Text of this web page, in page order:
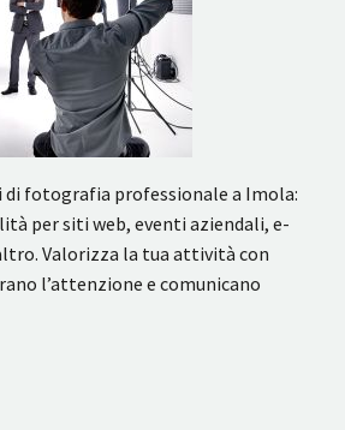
di fotografia professionale a Imola:
per siti web, eventi aziendali, e-
Valorizza la tua attività con
l’attenzione e comunicano